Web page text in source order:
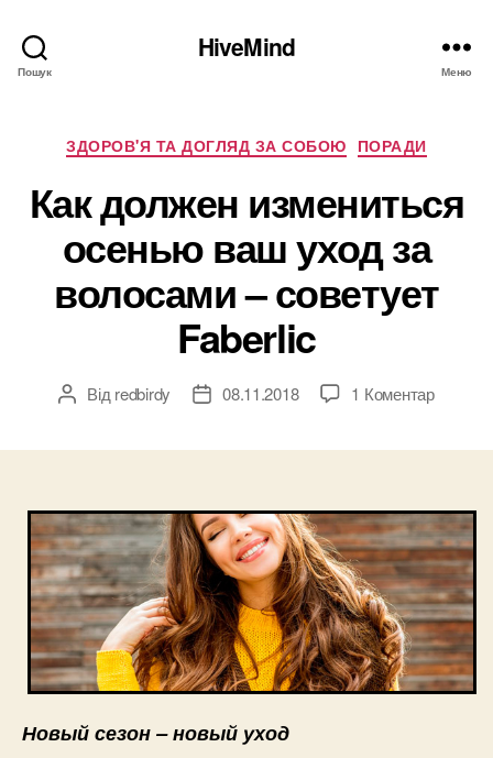
Пошук
HiveMind
Меню
Категорії
ЗДОРОВ'Я ТА ДОГЛЯД ЗА СОБОЮ ПОРАДИ
Как должен измениться
осенью ваш уход за
волосами – советует
Faberlic
Автор
Від redbirdy
Дата08.11.2018 1 Коментардо
ваш
уход
за
–
Faberlic
Новый сезон – новый уход